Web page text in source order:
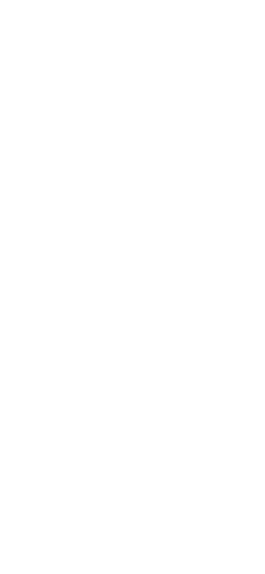
ореха. Доведите до кипения,
Добавьте мед, перемешивая, и